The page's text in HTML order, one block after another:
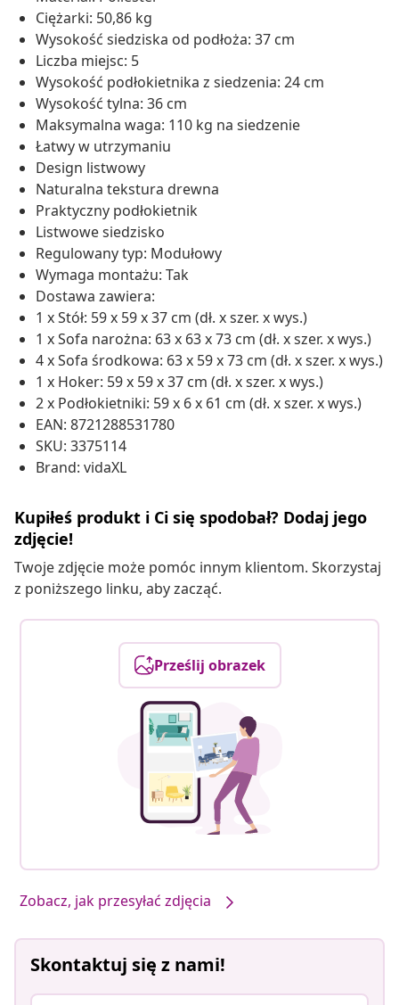
Ciężarki: 50,86 kg
Wysokość siedziska od podłoża: 37 cm
Liczba miejsc: 5
Wysokość podłokietnika z siedzenia: 24 cm
Wysokość tylna: 36 cm
Maksymalna waga: 110 kg na siedzenie
Łatwy w utrzymaniu
Design listwowy
Naturalna tekstura drewna
Praktyczny podłokietnik
Listwowe siedzisko
Regulowany typ: Modułowy
Wymaga montażu: Tak
Dostawa zawiera:
1 x Stół: 59 x 59 x 37 cm (dł. x szer. x wys.)
1 x Sofa narożna: 63 x 63 x 73 cm (dł. x szer. x wys.)
4 x Sofa środkowa: 63 x 59 x 73 cm (dł. x szer. x wys.)
1 x Hoker: 59 x 59 x 37 cm (dł. x szer. x wys.)
2 x Podłokietniki: 59 x 6 x 61 cm (dł. x szer. x wys.)
EAN: 8721288531780
SKU: 3375114
Brand: vidaXL
Kupiłeś produkt i Ci się spodobał? Dodaj jego
zdjęcie!
Twoje zdjęcie może pomóc innym klientom. Skorzystaj
z poniższego linku, aby zacząć.
Prześlij obrazek
Zobacz, jak przesyłać zdjęcia
Skontaktuj się z nami!